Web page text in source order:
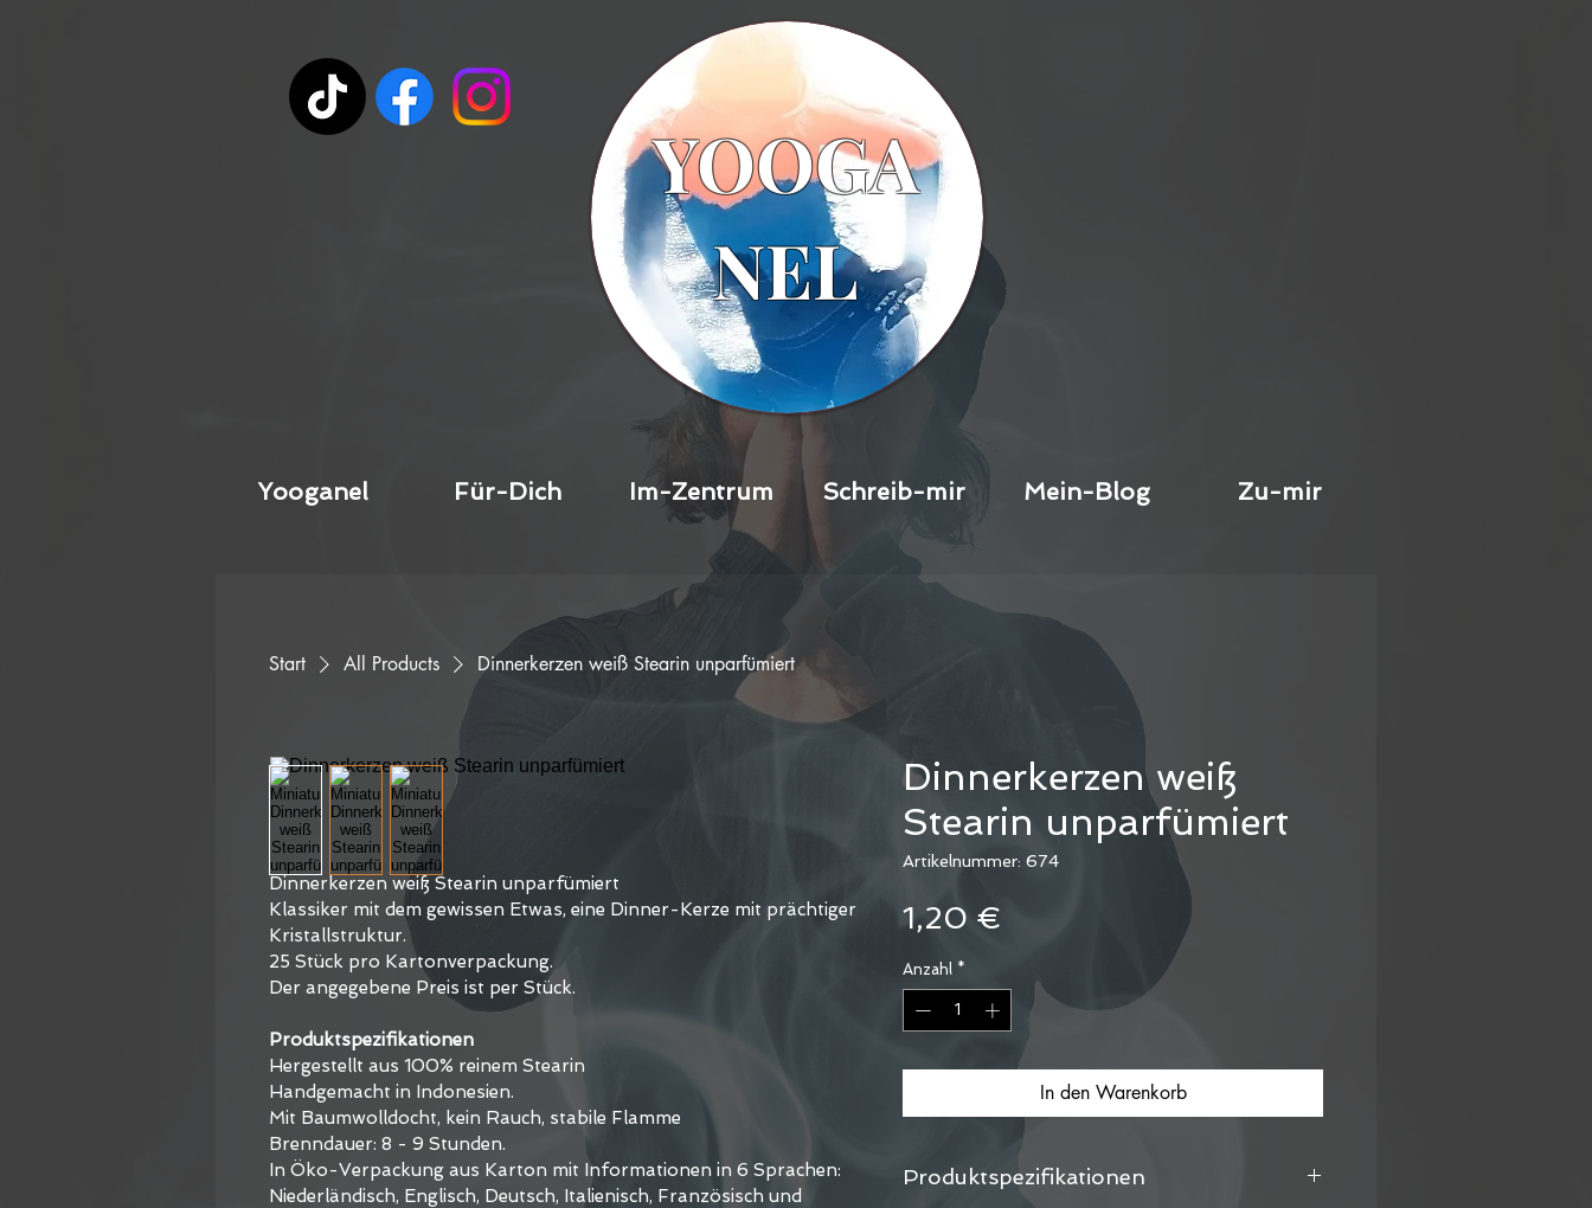
YOOGA
NEL
Yooganel Für-Dich Im-Zentrum Schreib-mir Mein-Blog Zu-mir
Start All Products Dinnerkerzen weiß Stearin unparfümiert
Dinnerkerzen weiß Stearin unparfümiert
Klassiker mit dem gewissen Etwas, eine Dinner-Kerze mit prächtiger
Kristallstruktur.
25 Stück pro Kartonverpackung.
Der angegebene Preis ist per Stück.
Produktspezifikationen
Hergestellt aus 100% reinem Stearin
Handgemacht in Indonesien.
Mit Baumwolldocht, kein Rauch, stabile Flamme
Brenndauer: 8 - 9 Stunden.
In Öko-Verpackung aus Karton mit Informationen in 6 Sprachen:
Niederländisch, Englisch, Deutsch, Italienisch, Französisch und
Dinnerkerzen weiß
Stearin unparfümiert
Artikelnummer: 674
1,20 €
Anzahl *
In den Warenkorb
Produktspezifikationen